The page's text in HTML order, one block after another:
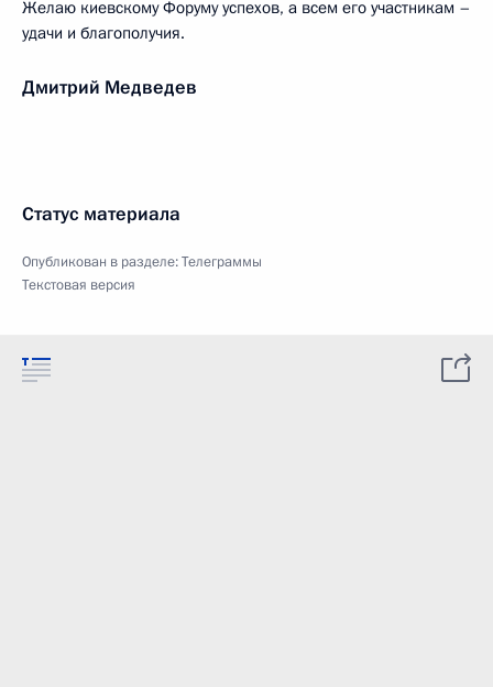
Желаю киевскому Форуму успехов, а всем его участникам –
удачи и благополучия.
Дмитрий Медведев
Статус материала
Опубликован в разделе:Телеграммы
Текстовая версия